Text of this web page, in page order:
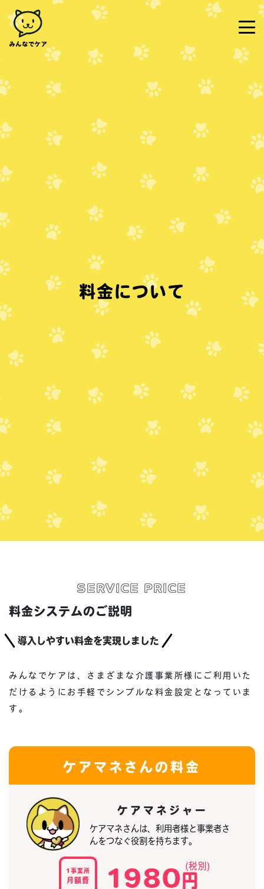
料金について
SERVICE PRICE
料金システムのご説明
導入しやすい料金を実現しました
みんなでケアは、さまざまな介護事業所様にご利用いた
だけるように お手軽でシンプルな料金設定となっていま
す。
ケアマネさんの料金
ケアマネジャー
ケアマネさんは、利用者様と事業者さ
んをつなぐ役割を持ちます。
1事業所
月額費 1980 円